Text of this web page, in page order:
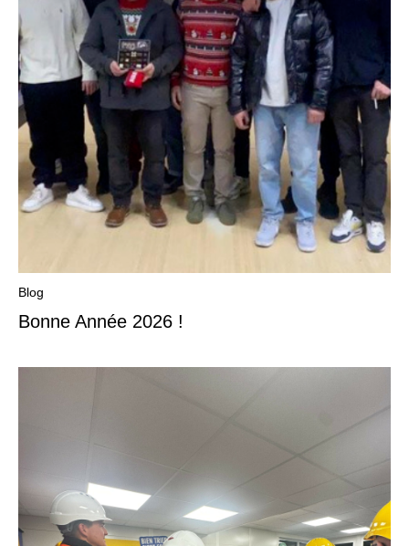
Blog
Bonne Année 2026 !